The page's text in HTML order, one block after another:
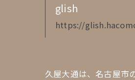
glish
https://
久屋大通は、名古屋市